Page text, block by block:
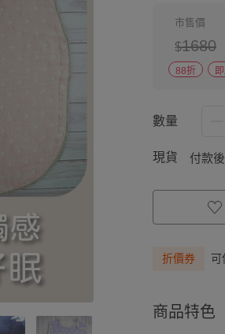
市售價
$1680
88折
數量
現貨 付款
折價券 可
商品特色